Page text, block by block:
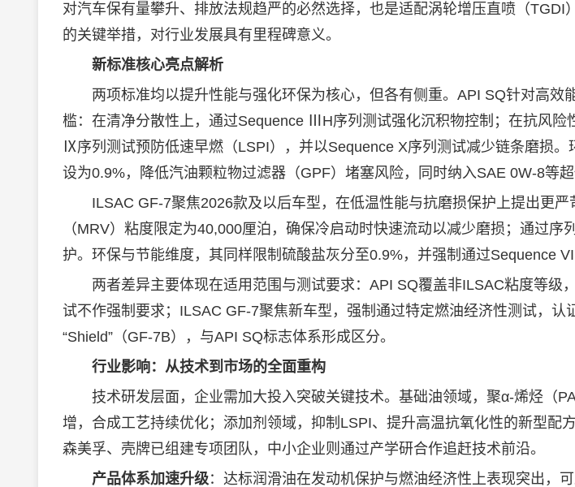
对汽车保有量攀升、排放法规趋严的必然选择，也是适配涡轮增压直喷（TGDI
的关键举措，对行业发展具有里程碑意义。
新标准核心亮点解析
两项标准均以提升性能与强化环保为核心，但各有侧重。API SQ针对高效能
槛：在清净分散性上，通过Sequence ⅢH序列测试强化沉积物控制；在抗风险
Ⅸ序列测试预防低速早燃（LSPI），并以Sequence X序列测试减少链条磨损
设为0.9%，降低汽油颗粒物过滤器（GPF）堵塞风险，同时纳入SAE 0W-8等
ILSAC GF-7聚焦2026款及以后车型，在低温性能与抗磨损保护上提出更严
（MRV）粘度限定为40,000厘泊，确保冷启动时快速流动以减少磨损；通过序
护。环保与节能维度，其同样限制硫酸盐灰分至0.9%，并强制通过Sequence
两者差异主要体现在适用范围与测试要求：API SQ覆盖非ILSAC粘度等级
试不作强制要求；ILSAC GF-7聚焦新车型，强制通过特定燃油经济性测试，认
“Shield”（GF-7B），与API SQ标志体系形成区分。
行业影响：从技术到市场的全面重构
技术研发层面，企业需加大投入突破关键技术。基础油领域，聚α-烯烃（
增，合成工艺持续优化；添加剂领域，抑制LSPI、提升高温抗氧化性的新型配
森美孚、壳牌已组建专项团队，中小企业则通过产学研合作追赶技术前沿。
产品体系加速升级：达标润滑油在发动机保护与燃油经济性上表现突出，